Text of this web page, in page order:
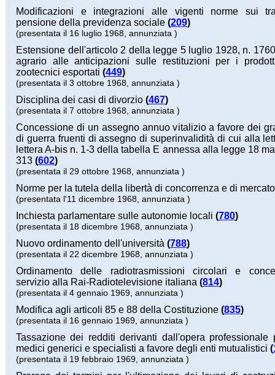
Modificazioni e integrazioni alle vigenti norme sui
pensione della previdenza sociale (209)
(presentata il 16 luglio 1968, annunziata )
Estensione dell'articolo 2 della legge 5 luglio 1928, n.
agrario alle anticipazioni sulle restituzioni per i
zootecnici esportati (449)
(presentata il 3 ottobre 1968, annunziata )
Disciplina dei casi di divorzio (467)
(presentata il 7 ottobre 1968, annunziata )
Concessione di un assegno annuo vitalizio a favore dei
di guerra fruenti di assegno di superinvalidità di cui alla
lettera A-bis n. 1-3 della tabella E annessa alla legge 18
313 (602)
(presentata il 29 ottobre 1968, annunziata )
Norme per la tutela della libertà di concorrenza e di mercato
(presentata l'11 dicembre 1968, annunziata )
Inchiesta parlamentare sulle autonomie locali (780)
(presentata il 18 dicembre 1968, annunziata )
Nuovo ordinamento dell'università (788)
(presentata il 22 dicembre 1968, annunziata )
Ordinamento delle radiotrasmissioni circolari e
servizio alla Rai-Radiotelevisione italiana (814)
(presentata il 4 gennaio 1969, annunziata )
Modifica agli articoli 85 e 88 della Costituzione (835)
(presentata il 16 gennaio 1969, annunziata )
Tassazione dei redditi derivanti dall'opera professionale
medici generici e specialisti a favore degli enti mutualistici (
(presentata il 19 febbraio 1969, annunziata )